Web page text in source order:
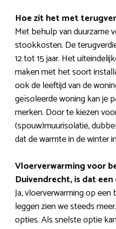
Hoe zit het met
Met behulp van duurzame
stookkosten. De
12 tot 15 jaar. Het
maken met het soort
ook de leeftijd van de
geïsoleerde woning kan je
merken. Door te kiezen
(spouw)muurisolatie,
dat de warmte in de winter
Vloerverwarming voor
Duivendrecht, is dat
Ja, vloerverwarming op
leggen zien we steeds
opties. Als snelste optie